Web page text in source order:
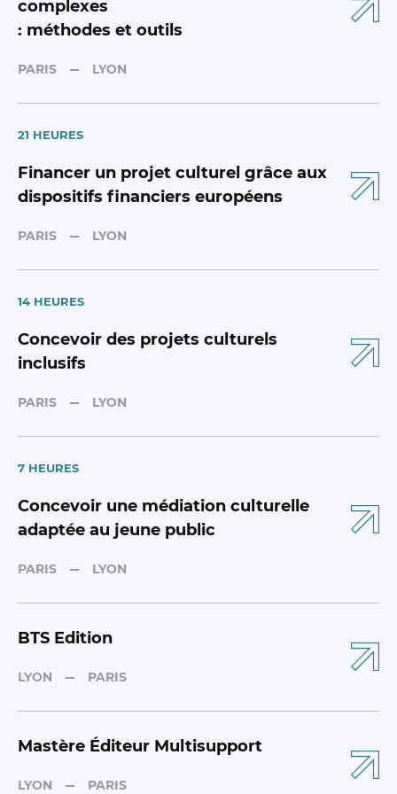
complexes
: méthodes et outils
PARIS LYON
21 HEURES
Financer un projet culturel grâce aux
dispositifs financiers européens
PARIS LYON
14 HEURES
Concevoir des projets culturels
inclusifs
PARIS LYON
7 HEURES
Concevoir une médiation culturelle
adaptée au jeune public
PARIS LYON
BTS Edition
LYON PARIS
Mastère Éditeur Multisupport
LYON PARIS
7 HEURES
Sécuriser le transport et l’assurance
PARIS LYON